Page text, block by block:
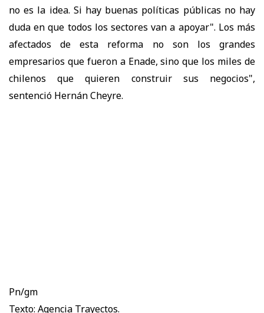
no es la idea. Si hay buenas políticas públicas no hay
duda en que todos los sectores van a apoyar". Los más
afectados de esta reforma no son los grandes
empresarios que fueron a Enade, sino que los miles de
chilenos que quieren construir sus negocios",
sentenció Hernán Cheyre.
Pn/gm
Texto: Agencia Trayectos.